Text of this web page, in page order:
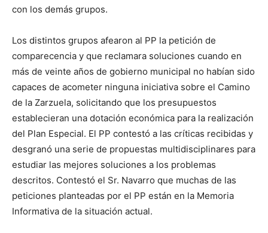
con los demás grupos.
Los distintos grupos afearon al PP la petición de
comparecencia y que reclamara soluciones cuando en
más de veinte años de gobierno municipal no habían sido
capaces de acometer ninguna iniciativa sobre el Camino
de la Zarzuela, solicitando que los presupuestos
establecieran una dotación económica para la realización
del Plan Especial. El PP contestó a las críticas recibidas y
desgranó una serie de propuestas multidisciplinares para
estudiar las mejores soluciones a los problemas
descritos. Contestó el Sr. Navarro que muchas de las
peticiones planteadas por el PP están en la Memoria
Informativa de la situación actual.